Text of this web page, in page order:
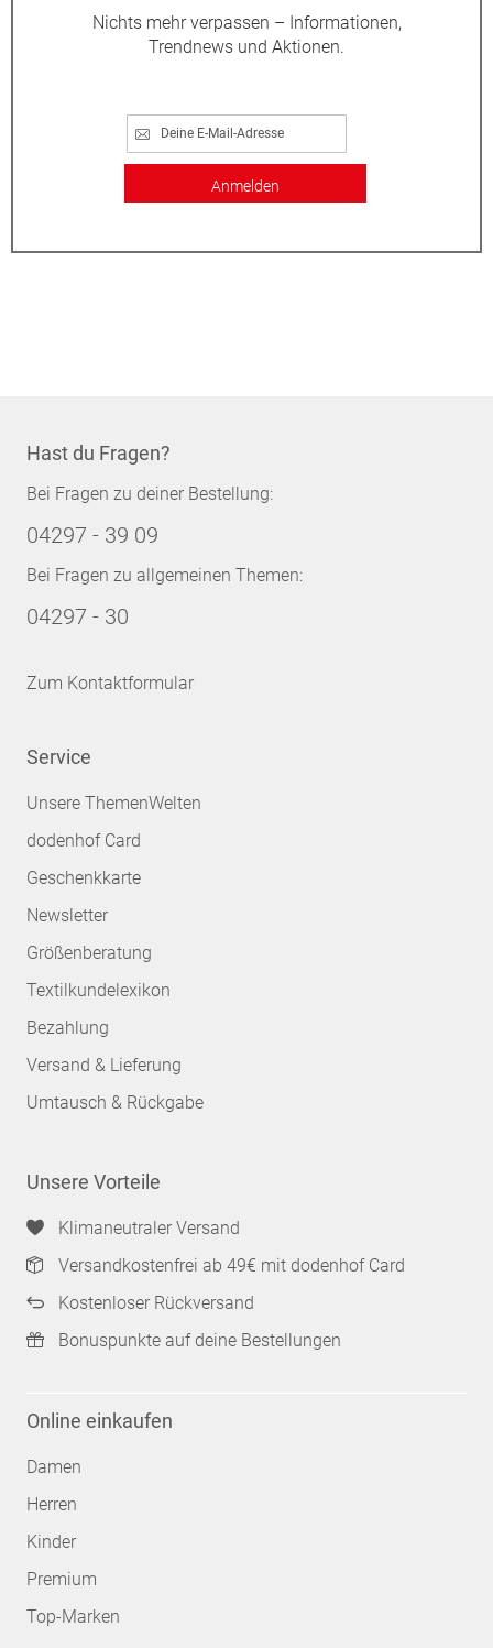
Nichts mehr verpassen – Informationen,
Trendnews und Aktionen.
Anmelden
Hast du Fragen?
Bei Fragen zu deiner Bestellung:
04297 - 39 09
Bei Fragen zu allgemeinen Themen:
04297 - 30
Zum Kontaktformular
Service
Unsere ThemenWelten
dodenhof Card
Geschenkkarte
Newsletter
Größenberatung
Textilkundelexikon
Bezahlung
Versand & Lieferung
Umtausch & Rückgabe
Unsere Vorteile
Klimaneutraler Versand
Versandkostenfrei ab 49€ mit dodenhof Card
Kostenloser Rückversand
Bonuspunkte auf deine Bestellungen
Online einkaufen
Damen
Herren
Kinder
Premium
Top-Marken